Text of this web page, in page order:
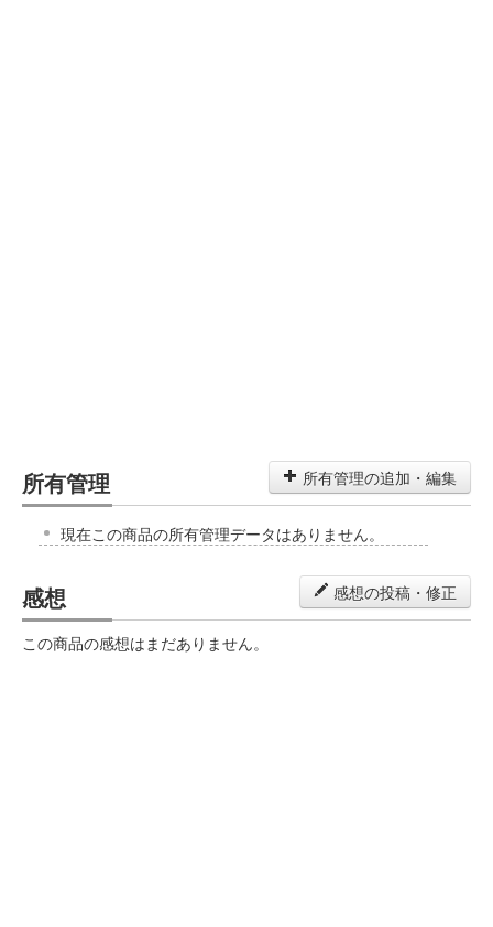
所有管理 所有管理の追加・編集
現在この商品の所有管理データはありません。
感想 感想の投稿・修正
この商品の感想はまだありません。